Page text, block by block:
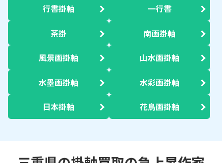
行書掛軸 一行書
茶掛 南画掛軸
風景画掛軸 山水画掛軸
水墨画掛軸 水彩画掛軸
日本掛軸 花鳥画掛軸